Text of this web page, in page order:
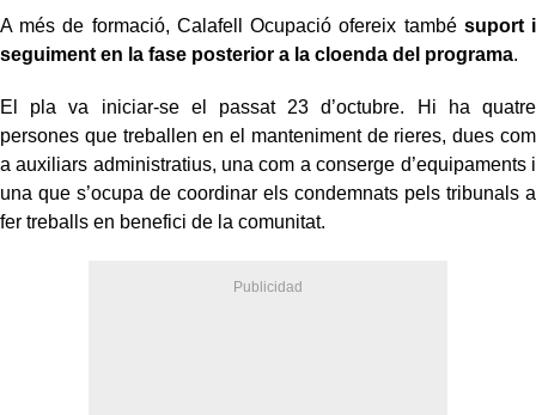
A més de formació, Calafell Ocupació ofereix també suport i
seguiment en la fase posterior a la cloenda del programa.
El pla va iniciar-se el passat 23 d’octubre. Hi ha quatre
persones que treballen en el manteniment de rieres, dues com
a auxiliars administratius, una com a conserge d’equipaments i
una que s’ocupa de coordinar els condemnats pels tribunals a
fer treballs en benefici de la comunitat.